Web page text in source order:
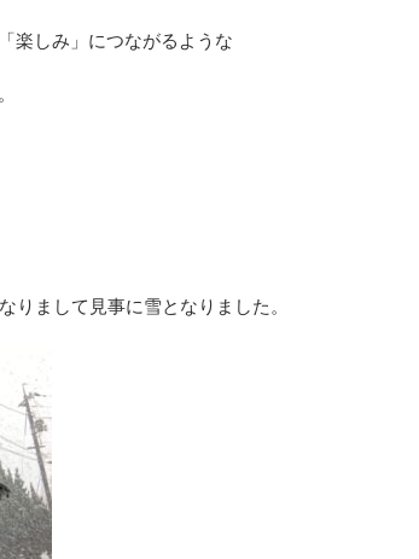
楽しみ」につながるような
りまして見事に雪となりました。